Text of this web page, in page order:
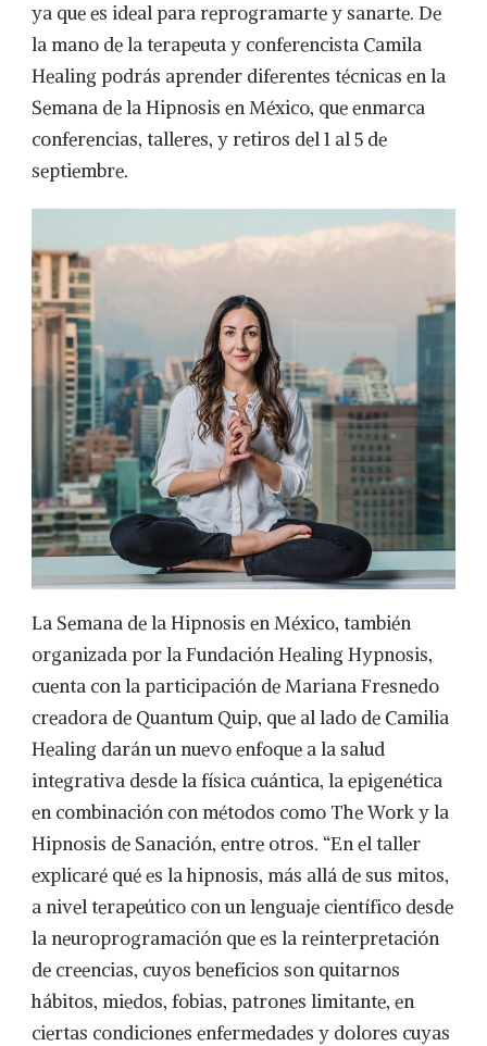
LA
HIPNOSIS
EN
MÉXICO,
CONOCES
A
ya que es ideal para reprogramarte y sanarte. De
la mano de la terapeuta y conferencista Camila
Healing podrás aprender diferentes técnicas en la
Semana de la Hipnosis en México, que enmarca
conferencias, talleres, y retiros del 1 al 5 de
septiembre.
La Semana de la Hipnosis en México, también
organizada por la Fundación Healing Hypnosis,
cuenta con la participación de Mariana Fresnedo
creadora de Quantum Quip, que al lado de Camilia
Healing darán un nuevo enfoque a la salud
integrativa desde la física cuántica, la epigenética
en combinación con métodos como The Work y la
Hipnosis de Sanación, entre otros. “En el taller
explicaré qué es la hipnosis, más allá de sus mitos,
a nivel terapeútico con un lenguaje científico desde
la neuroprogramación que es la reinterpretación
de creencias, cuyos beneficios son quitarnos
hábitos, miedos, fobias, patrones limitante, en
ciertas condiciones enfermedades y dolores cuyas